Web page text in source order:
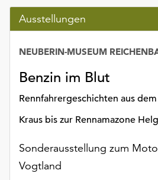
Ausstellungen
Benzin im Blut
Rennfahrergeschichten aus
Kraus bis zur Rennamazone
NEUBERIN-MUSEUM
Sonderausstellung zum
Vogtland